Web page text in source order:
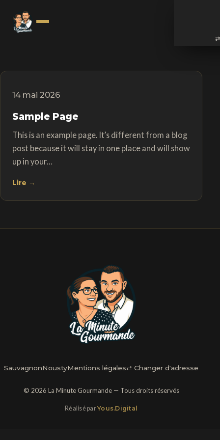
14 mai 2026
Sample Page
This is an example page. It’s different from a blog
post because it will stay in one place and will show
up in your…
Lire →
SauvagnonNoustyMentions légales⇄ Changer d'adresse
© 2026 La Minute Gourmande — Tous droits réservés
Réalisé parYous.Digital